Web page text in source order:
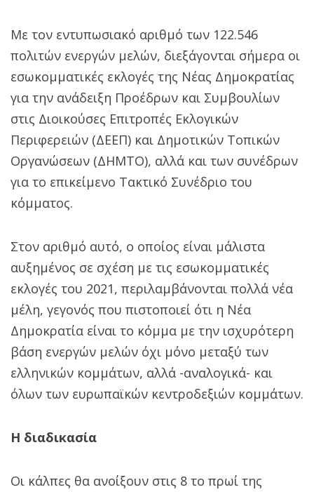
Με τον εντυπωσιακό αριθμό των 122.546
πολιτών ενεργών μελών, διεξάγονται σήμερα οι
εσωκομματικές εκλογές της Νέας Δημοκρατίας
για την ανάδειξη Προέδρων και Συμβουλίων
στις Διοικούσες Επιτροπές Εκλογικών
Περιφερειών (ΔΕΕΠ) και Δημοτικών Τοπικών
Οργανώσεων (ΔΗΜΤΟ), αλλά και των συνέδρων
για το επικείμενο Τακτικό Συνέδριο του
κόμματος.
Στον αριθμό αυτό, ο οποίος είναι μάλιστα
αυξημένος σε σχέση με τις εσωκομματικές
εκλογές του 2021, περιλαμβάνονται πολλά νέα
μέλη, γεγονός που πιστοποιεί ότι η Νέα
Δημοκρατία είναι το κόμμα με την ισχυρότερη
βάση ενεργών μελών όχι μόνο μεταξύ των
ελληνικών κομμάτων, αλλά -αναλογικά- και
όλων των ευρωπαϊκών κεντροδεξιών κομμάτων.
Η διαδικασία
Οι κάλπες θα ανοίξουν στις 8 το πρωί της